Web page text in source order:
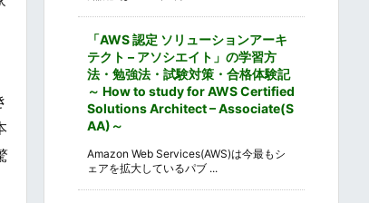
「AWS 認定 ソリューションアーキ
テクト – アソシエイト」の学習方
法・勉強法・試験対策・合格体験記
～ How to study for AWS Certified
Solutions Architect – Associate(S
AA)～
Amazon Web Services(AWS)は今最もシ
ェアを拡大しているパブ ...